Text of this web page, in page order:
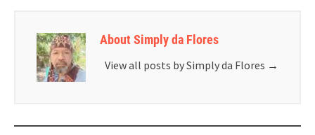
About Simply da Flores
View all posts by Simply da Flores →